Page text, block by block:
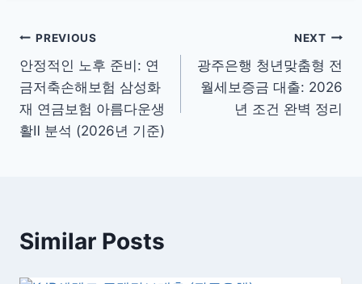
글
탐
색
PREVIOUS
안정적인 노후 준비: 연
금저축손해보험 삼성화
재 연금보험 아름다운생
활Ⅱ 분석 (2026년 기준)
NEXT
광주은행 청년맞춤형 전
월세보증금 대출: 2026
년 조건 완벽 정리
Similar Posts